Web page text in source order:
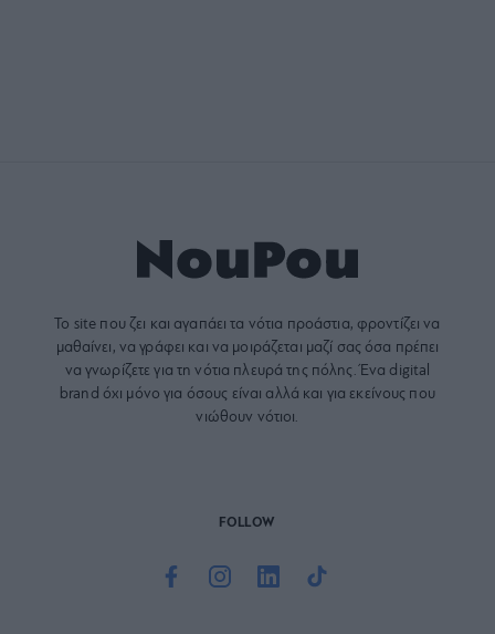
Το site που ζει και αγαπάει τα νότια προάστια, φροντίζει να
μαθαίνει, να γράφει και να μοιράζεται μαζί σας όσα πρέπει
να γνωρίζετε για τη νότια πλευρά της πόλης. Ένα digital
brand όχι μόνο για όσους είναι αλλά και για εκείνους που
νιώθουν νότιοι.
FOLLOW